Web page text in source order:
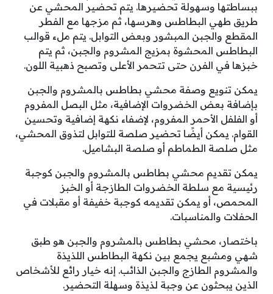
ببساطتها وسهولة تحضيرها. يتم تحضير المحشي عن
طريق طهي البطاطس وهرسها، ثم مزجها مع الفطر
المقطع والجبن المبشور وبعض التوابل. يتم ملء قوالب
البطاطس المحشوة بمزيج المشروم والجبن، ثم يتم
خبزها في الفرن حتى تتحمر الأعلى وتصبح ذهبية اللون.
يمكن تنويع وصفة محشي بطاطس بالمشروم والجبن
بإضافة بعض الخضروات الإضافية، مثل البصل المفروم
أو الفلفل الأحمر المفروم، لإضفاء نكهة إضافية وتحسين
القوام. يمكن أيضًا تحضير صلصة للتوابل لتذوق المحشي،
مثل صلصة الطماطم أو صلصة البشاميل.
يمكن تقديم محشي بطاطس بالمشروم والجبن كوجبة
رئيسية مع سلطة الخضروات الطازجة أو الخبز
المحمص، أو يمكن تقديمه كوجبة خفيفة أو مقبلات في
الحفلات والمناسبات.
باختصار، محشي بطاطس بالمشروم والجبن هو طبق
شهي ومشبع يجمع بين نكهة البطاطس اللذيذة
والمشروم الطازج والجبن الذائب. إنه خيار رائع للأشخاص
الذين يبحثون عن وجبة لذيذة وسهلة التحضير.